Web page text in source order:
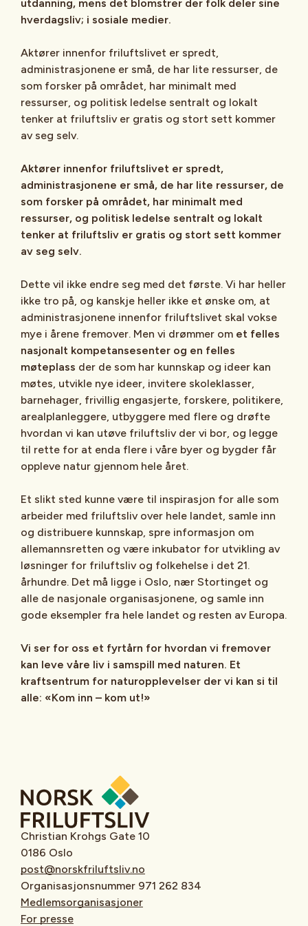
utdanning, mens det blomstrer der folk deler sine
hverdagsliv; i sosiale medier.
Aktører innenfor friluftslivet er spredt,
administrasjonene er små, de har lite ressurser, de
som forsker på området, har minimalt med
ressurser, og politisk ledelse sentralt og lokalt
tenker at friluftsliv er gratis og stort sett kommer
av seg selv.
Aktører innenfor friluftslivet er spredt,
administrasjonene er små, de har lite ressurser, de
som forsker på området, har minimalt med
ressurser, og politisk ledelse sentralt og lokalt
tenker at friluftsliv er gratis og stort sett kommer
av seg selv.
Dette vil ikke endre seg med det første. Vi har heller
ikke tro på, og kanskje heller ikke et ønske om, at
administrasjonene innenfor friluftslivet skal vokse
mye i årene fremover. Men vi drømmer om et felles
nasjonalt kompetansesenter og en felles
møteplass der de som har kunnskap og ideer kan
møtes, utvikle nye ideer, invitere skoleklasser,
barnehager, frivillig engasjerte, forskere, politikere,
arealplanleggere, utbyggere med flere og drøfte
hvordan vi kan utøve friluftsliv der vi bor, og legge
til rette for at enda flere i våre byer og bygder får
oppleve natur gjennom hele året.
Et slikt sted kunne være til inspirasjon for alle som
arbeider med friluftsliv over hele landet, samle inn
og distribuere kunnskap, spre informasjon om
allemannsretten og være inkubator for utvikling av
løsninger for friluftsliv og folkehelse i det 21.
århundre. Det må ligge i Oslo, nær Stortinget og
alle de nasjonale organisasjonene, og samle inn
gode eksempler fra hele landet og resten av Europa.
Vi ser for oss et fyrtårn for hvordan vi fremover
kan leve våre liv i samspill med naturen. Et
kraftsentrum for naturopplevelser der vi kan si til
alle: «Kom inn – kom ut!»
Christian Krohgs Gate 10
0186 Oslo
post@norskfriluftsliv.no
Organisasjonsnummer 971 262 834
Medlemsorganisasjoner
For presse